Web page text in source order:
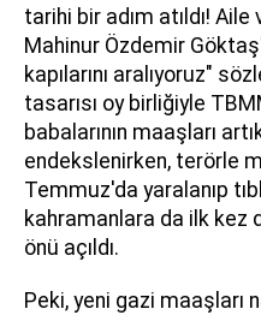
tarihi bir adım atıldı!
Mahinur Özdemir
kapılarını aralıyoruz"
tasarısı oy birliğiyle
babalarının maaşları
endekslenirken, terörle
Temmuz'da yaralanıp
kahramanlara da ilk kez
önü açıldı.
Peki, yeni gazi maaşları